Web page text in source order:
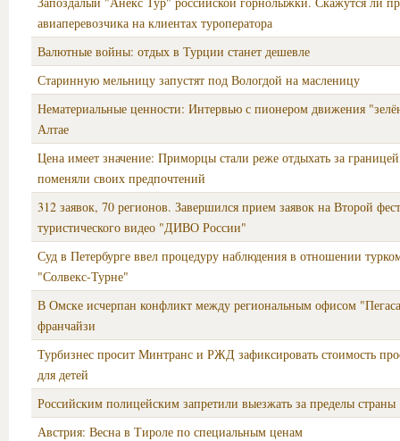
авиаперевозчика на клиентах туроператора
Валютные войны: отдых в Турции станет дешевле
Старинную мельницу запустят под Вологдой на масленицу
Нематериальные ценности: Интервью с пионером движения
Алтае
Цена имеет значение: Приморцы стали реже отдыхать за
поменяли своих предпочтений
312 заявок, 70 регионов. Завершился прием заявок на Второй
туристического видео "ДИВО России"
Суд в Петербурге ввел процедуру наблюдения в отношении
"Солвекс-Турне"
В Омске исчерпан конфликт между региональным офисом
франчайзи
Турбизнес просит Минтранс и РЖД зафиксировать стоимость
для детей
Российским полицейским запретили выезжать за пределы страны
Австрия: Весна в Тироле по специальным ценам